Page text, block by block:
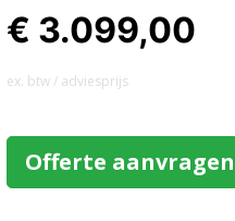
€ 3.099,00
ex. btw / adviesprijs
Offerte aanvragen